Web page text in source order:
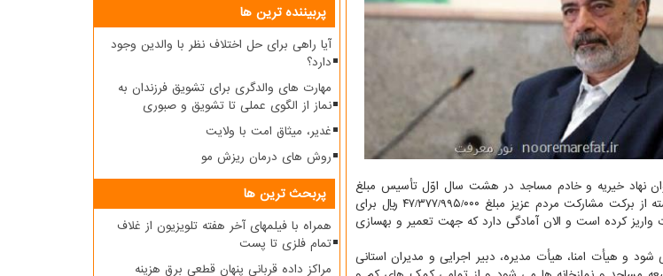
نهاد خیریه و خادم مساجد در هشت سال اوّل تأسیس مبلغ
۴۱/۲۳۸/۹۵۰/۰۰۰ ریال در اختیار هیأت امنا ۲۲۸ مسجد قرار داده است و در دو سال گذشته از برکت مشارکت مردم عزیز مبلغ ۴۷/۳۷۷/۹۹۵/۰۰۰ ریال برای
واریز کرده است و الان آمادگی دارد که جهت تعمیر و بهسازی
و هیأت امنا، هیأت مدیره، دبیر اجرایی و مدیران استانی
پربیننده ترین ها
آیا راهی برای حل اختلاف نظر با والدین وجود
دارد؟
مهارت های والدگری برای تشویق فرزندان به
نماز از الگوی عملی تا تشویق و صبوری
غدیر، میثاق امت با ولایت
روش های درمان ریزش مو
پربحث ترین ها
همراه با فیلمهای آخر هفته تلویزیون از غلاف
تمام فلزی تا پست
مراکز داده قربانی پنهان قطعی برق هزینه